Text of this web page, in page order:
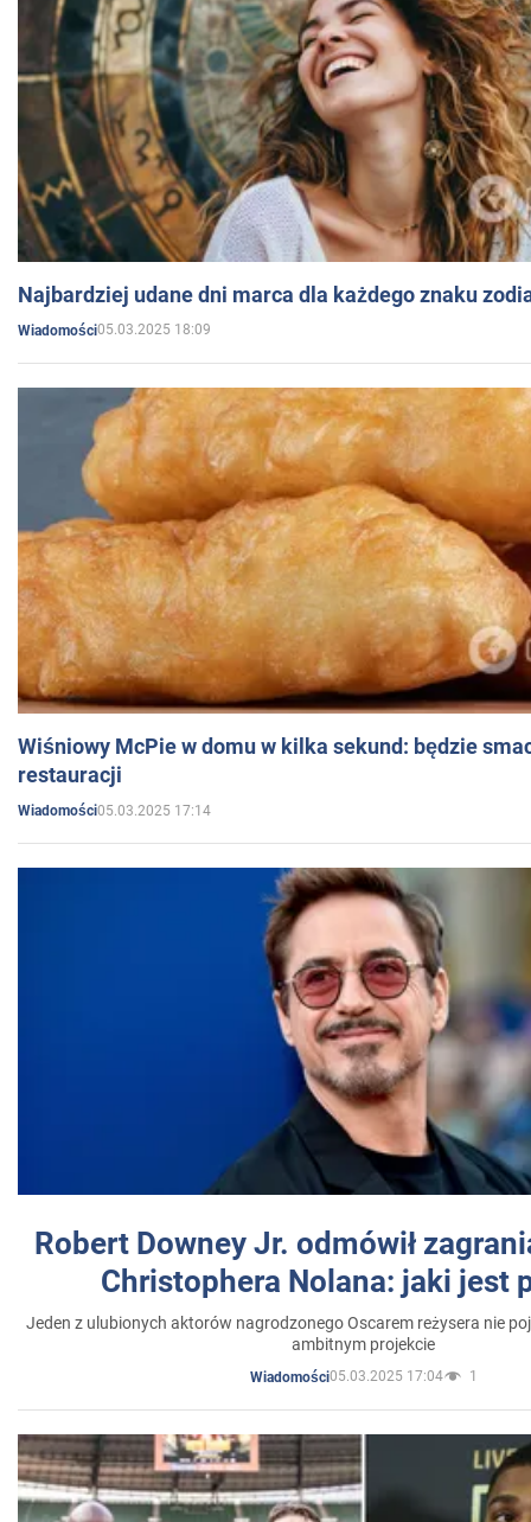
Najbardziej udane dni marca dla każdego znaku
Wiadomości05.03.2025 18:09
Wiśniowy McPie w domu w kilka sekund: będzie
restauracji
Wiadomości05.03.2025 17:14
Robert Downey Jr. odmówił
Christophera Nolana: jaki jest
Jeden z ulubionych aktorów nagrodzonego Oscarem reżysera nie
ambitnym projekcie
Wiadomości05.03.2025 17:04 1